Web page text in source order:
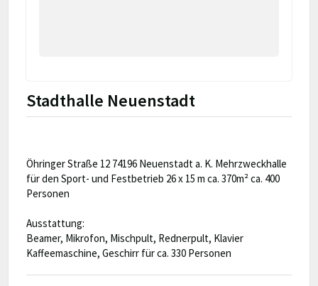
Stadthalle Neuenstadt
Öhringer Straße 12 74196 Neuenstadt a. K. Mehrzweckhalle
für den Sport- und Festbetrieb 26 x 15 m ca. 370m² ca. 400
Personen
Ausstattung:
Beamer, Mikrofon, Mischpult, Rednerpult, Klavier
Kaffeemaschine, Geschirr für ca. 330 Personen